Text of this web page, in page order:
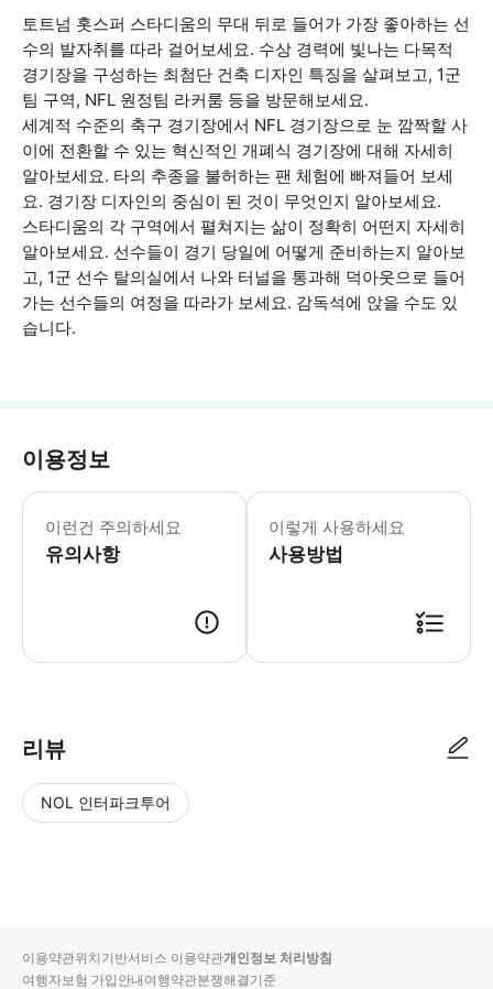
토트넘 홋스퍼 스타디움의 무대 뒤로 들어가 가장 좋아하는 선
수의 발자취를 따라 걸어보세요. 수상 경력에 빛나는 다목적
경기장을 구성하는 최첨단 건축 디자인 특징을 살펴보고, 1군
팀 구역, NFL 원정팀 라커룸 등을 방문해보세요.
세계적 수준의 축구 경기장에서 NFL 경기장으로 눈 깜짝할 사
이에 전환할 수 있는 혁신적인 개폐식 경기장에 대해 자세히
알아보세요. 타의 추종을 불허하는 팬 체험에 빠져들어 보세
요. 경기장 디자인의 중심이 된 것이 무엇인지 알아보세요.
스타디움의 각 구역에서 펼쳐지는 삶이 정확히 어떤지 자세히
알아보세요. 선수들이 경기 당일에 어떻게 준비하는지 알아보
고, 1군 선수 탈의실에서 나와 터널을 통과해 덕아웃으로 들어
가는 선수들의 여정을 따라가 보세요. 감독석에 앉을 수도 있
습니다.
이용정보
이런건 주의하세요
유의사항
* 소요시간 : 90분 (옵션에 따라 소요
이렇게 사용하세요
사용방법
리뷰
NOL 인터파크투어
입니
다.
순
상
이용약관위치기반서비스 이용약관개인정보 처리방침
여행자보험 가입안내여행약관분쟁해결기준